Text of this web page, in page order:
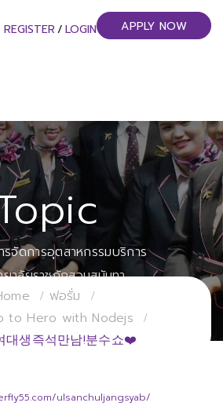
REGISTER / LOGIN APPLY NOW
จัดการอุตสาหกรรมบริการ
ยาลัยราชภัฏสวนสุนันทา
ฟอรั่ม
to Hero with Nodejs
대생즉석만남!분수쇼❤️
ulsanchuljangsyab/